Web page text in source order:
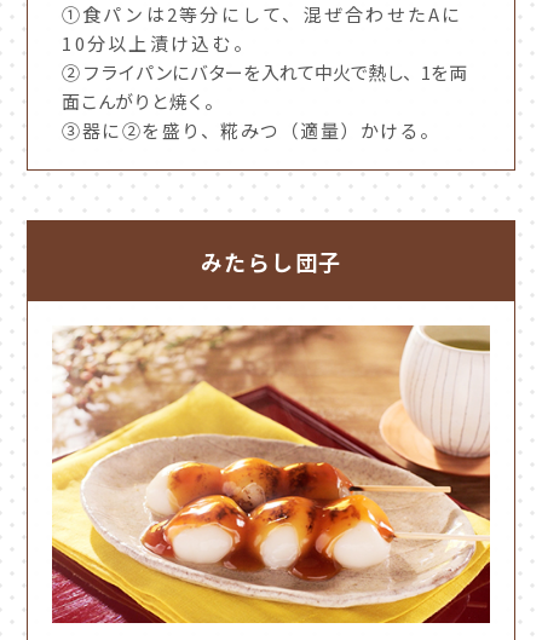
①食パンは2等分にして、混ぜ合わせたAに
10分以上漬け込む。
②フライパンにバターを入れて中火で熱し、1を両
面こんがりと焼く。
③器に②を盛り、糀みつ（適量）かける。
みたらし団子